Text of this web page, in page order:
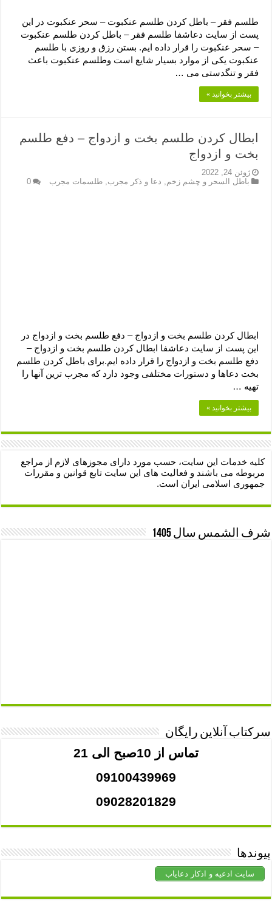
طلسم فقر – باطل کردن طلسم عنکبوت – سحر عنکبوت در این
پست از سایت دعاشفا طلسم فقر – باطل کردن طلسم عنکبوت
– سحر عنکبوت را قرار داده ایم. بستن رزق و روزی با طلسم
عنکبوت یکی از موارد بسیار شایع است وطلسم عنکبوت باعث
فقر و تنگدستی می …
بیشتر بخوانید »
ابطال کردن طلسم بخت و ازدواج – دفع طلسم
بخت و ازدواج
ژوئن 24, 2022
باطل السحر و چشم زخم, دعا و ذکر مجرب,طلسمات مجرب 0
ابطال کردن طلسم بخت و ازدواج – دفع طلسم بخت و ازدواج در
این پست از سایت دعاشفا ابطال کردن طلسم بخت و ازدواج –
دفع طلسم بخت و ازدواج را قرار داده ایم.برای باطل کردن طلسم
بخت دعاها و دستورات مختلفی وجود دارد که مجرب ترین آنها را
تهیه …
بیشتر بخوانید »
کلیه خدمات این سایت، حسب مورد دارای مجوزهای لازم از مراجع
مربوطه می باشند و فعالیت های این سایت تابع قوانین و مقررات
جمهوری اسلامی ایران است.
شرف الشمس سال 1405
سرکتاب آنلاین رایگان
تماس از 10صبح الی 21
09100439969
09028201829
پیوندها
سایت ادعیه و اذکار دعایاب